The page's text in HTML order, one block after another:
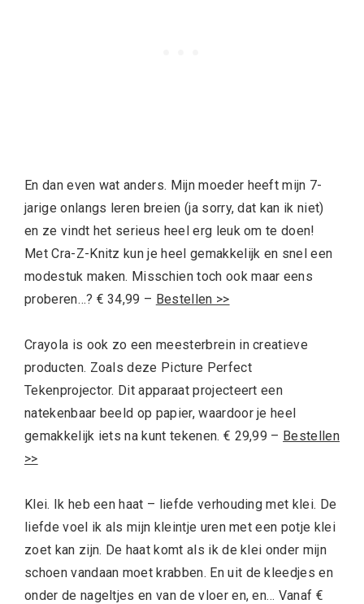
En dan even wat anders. Mijn moeder heeft mijn 7-
jarige onlangs leren breien (ja sorry, dat kan ik niet)
en ze vindt het serieus heel erg leuk om te doen!
Met Cra-Z-Knitz kun je heel gemakkelijk en snel een
modestuk maken. Misschien toch ook maar eens
proberen…? € 34,99 – Bestellen >>
Crayola is ook zo een meesterbrein in creatieve
producten. Zoals deze Picture Perfect
Tekenprojector. Dit apparaat projecteert een
natekenbaar beeld op papier, waardoor je heel
gemakkelijk iets na kunt tekenen. € 29,99 – Bestellen
>>
Klei. Ik heb een haat – liefde verhouding met klei. De
liefde voel ik als mijn kleintje uren met een potje klei
zoet kan zijn. De haat komt als ik de klei onder mijn
schoen vandaan moet krabben. En uit de kleedjes en
onder de nageltjes en van de vloer en, en… Vanaf €